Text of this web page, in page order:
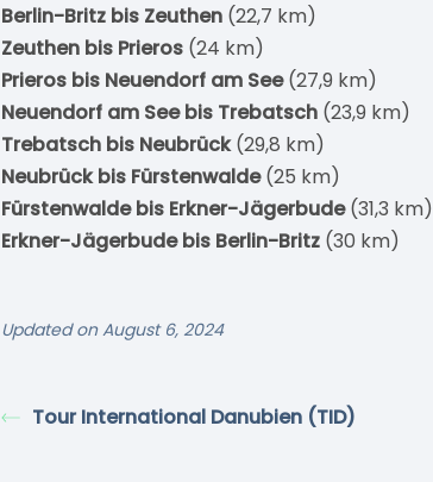
Berlin-Britz bis Zeuthen (22,7 km)
Zeuthen bis Prieros (24 km)
Prieros bis Neuendorf am See(27,9 km)
Neuendorf am See bis Trebatsch (23,9 km)
Trebatsch bis Neubrück(29,8 km)
Neubrück bis Fürstenwalde(25 km)
Fürstenwalde bis Erkner-Jägerbude(31,3 km)
Erkner-Jägerbude bis Berlin-Britz (30 km)
Updated on August 6, 2024
Tour International Danubien (TID)